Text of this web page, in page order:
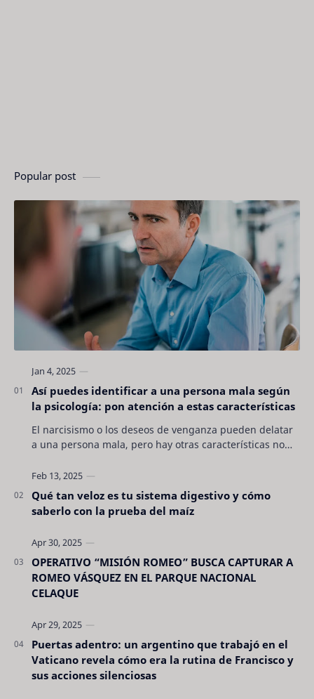
Popular post
Así puedes identificar a una persona mala según
la psicología: pon atención a estas características
El narcisismo o los deseos de venganza pueden delatar
a una persona mala, pero hay otras características no
Qué tan veloz es tu sistema digestivo y cómo
saberlo con la prueba del maíz
OPERATIVO “MISIÓN ROMEO” BUSCA CAPTURAR A
ROMEO VÁSQUEZ EN EL PARQUE NACIONAL
CELAQUE
Puertas adentro: un argentino que trabajó en el
Vaticano revela cómo era la rutina de Francisco y
sus acciones silenciosas